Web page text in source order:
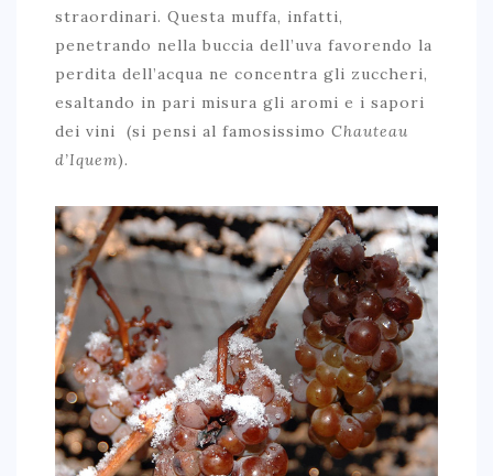
straordinari. Questa muffa, infatti,
penetrando nella buccia dell’uva favorendo la
perdita dell’acqua ne concentra gli zuccheri,
esaltando in pari misura gli aromi e i sapori
dei vini (si pensi al famosissimo Chauteau
d’Iquem).